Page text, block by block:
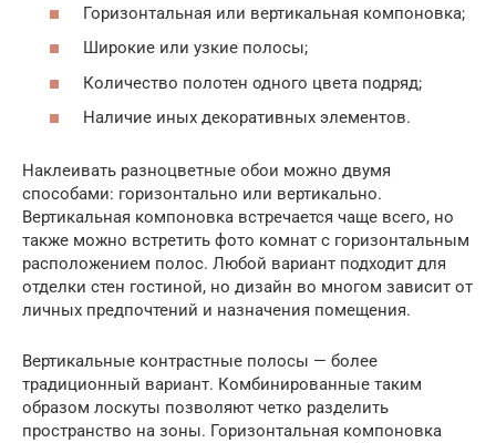
Горизонтальная или вертикальная компоновка;
Широкие или узкие полосы;
Количество полотен одного цвета подряд;
Наличие иных декоративных элементов.
Наклеивать разноцветные обои можно двумя
способами: горизонтально или вертикально.
Вертикальная компоновка встречается чаще всего, но
также можно встретить фото комнат с горизонтальным
расположением полос. Любой вариант подходит для
отделки стен гостиной, но дизайн во многом зависит от
личных предпочтений и назначения помещения.
Вертикальные контрастные полосы — более
традиционный вариант. Комбинированные таким
образом лоскуты позволяют четко разделить
пространство на зоны. Горизонтальная компоновка